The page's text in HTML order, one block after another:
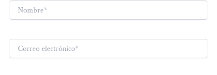
Nombre*
Correo
electrónico*